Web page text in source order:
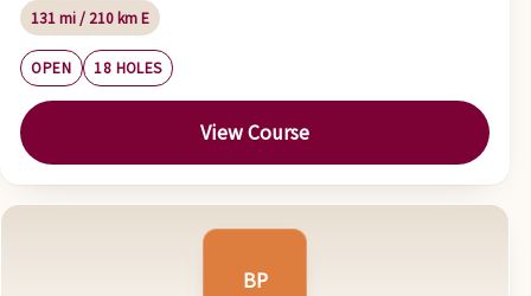
131 mi / 210 km E
OPEN 18 HOLES
View Course
BP